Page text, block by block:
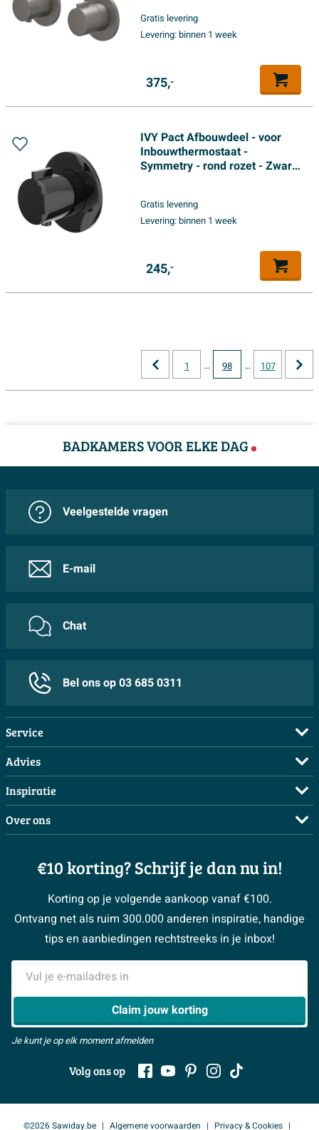
Gratis levering
Levering:binnen 1 week
375,-
IVY Pact Afbouwdeel - voor
Inbouwthermostaat -
Symmetry - rond rozet - Zwart
Gratis levering
Levering:binnen 1 week
245,-
1 ... 98 ... 107
BADKAMERS VOOR ELKE DAG
Veelgestelde vragen
E-mail
Chat
Bel ons op 03 685 0311
Service
Veelgestelde vragen
Bestellen
Betalen
Bezorgen / afhalen
Garantie / klachten
Reviewbeleid
> Naar de klantenservice
Advies
Maak een afspraak
Doe de offerte check
3D tekening maken
Klustips
Klusadvies
> Alle adviesmogelijkheden
Inspiratie
Complete badkamers
Complete toiletruimtes
Moodboards
Magazine
#MySawiday
> Naar inspiratie
Over ons
Over Sawiday
Vacatures
Sawiday PRO
BeCommerce
Samenwerken
> Alles over showrooms
€10 korting? Schrijf je dan nu in!
Korting op je volgende aankoop vanaf €100.
Ontvang net als ruim 300.000 anderen inspiratie, handige
tips en aanbiedingen rechtstreeks in je inbox!
E-mailadres
Claim jouw korting
Je kunt je op elk moment afmelden
Volg ons op
©2026 Sawiday.be Algemene voorwaarden Privacy & Cookies